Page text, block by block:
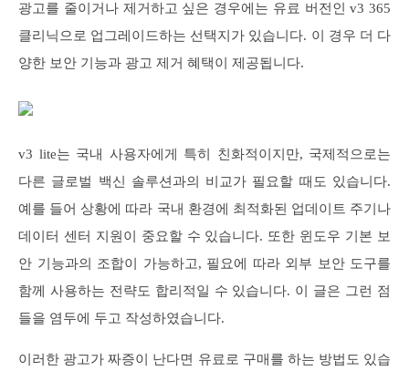
광고를 줄이거나 제거하고 싶은 경우에는 유료 버전인 v3 365
클리닉으로 업그레이드하는 선택지가 있습니다. 이 경우 더 다
양한 보안 기능과 광고 제거 혜택이 제공됩니다.
v3 lite는 국내 사용자에게 특히 친화적이지만, 국제적으로는
다른 글로벌 백신 솔루션과의 비교가 필요할 때도 있습니다.
예를 들어 상황에 따라 국내 환경에 최적화된 업데이트 주기나
데이터 센터 지원이 중요할 수 있습니다. 또한 윈도우 기본 보
안 기능과의 조합이 가능하고, 필요에 따라 외부 보안 도구를
함께 사용하는 전략도 합리적일 수 있습니다. 이 글은 그런 점
들을 염두에 두고 작성하였습니다.
이러한 광고가 짜증이 난다면 유료로 구매를 하는 방법도 있습